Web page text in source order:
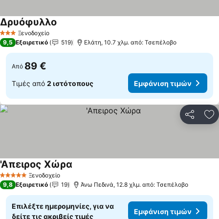
3 ΑστέριαΞενοδοχείο
Δρυόφυλλο
9,5 Εξαιρετικό 519 Ελάτη, 10.7 χλμ. από: Τσεπέλοβο
Από 89 €
Τιμές από 2 ιστότοπους Εμφάνιση τιμών
5 Αστέρια Ξενοδοχείο
'Απειρος Χώρα
9,8 Εξαιρετικό 19 Άνω Πεδινά, 12.8 χλμ. από: Τσεπέλοβο
Επιλέξτε ημερομηνίες, για να
δείτε τις ακριβείς τιμές
Εμφάνιση τιμών